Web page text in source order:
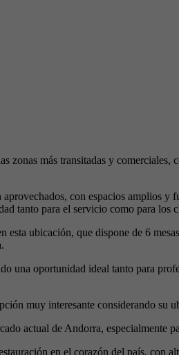
zonas más transitadas y
con espacios amplios
tanto para el servicio como para los
ubicación, que dispone de 6
una oportunidad ideal tanto para
muy interesante considerando su
actual de Andorra, especialmente
en el corazón del país, con